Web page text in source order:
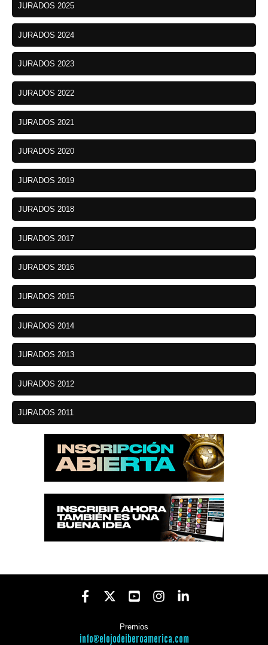
JURADOS 2025
JURADOS 2024
JURADOS 2023
JURADOS 2022
JURADOS 2021
JURADOS 2020
JURADOS 2019
JURADOS 2018
JURADOS 2017
JURADOS 2016
JURADOS 2015
JURADOS 2014
JURADOS 2013
JURADOS 2012
JURADOS 2011
Premios
info@elojodeiberoamerica.com